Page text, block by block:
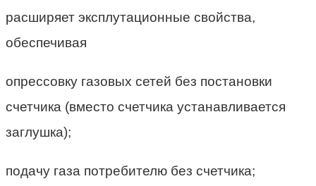
расширяет эксплутационные свойства,
обеспечивая
опрессовку газовых сетей без постановки
счетчика (вместо счетчика устанавливается
заглушка);
подачу газа потребителю без счетчика;